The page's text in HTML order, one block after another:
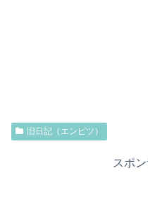
旧日記（エンピツ）
スポ